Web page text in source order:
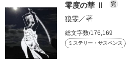
零度の華 Ⅱ 完
狼零／著
総文字数/176,169
ミステリー・サスペンス